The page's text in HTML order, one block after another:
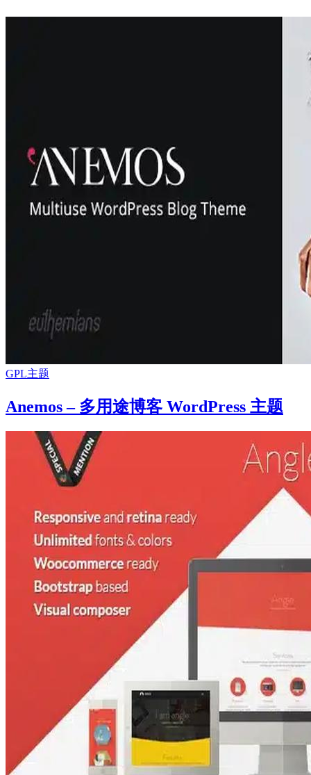
GPL主题
Anemos – 多用途博客 WordPress 主题